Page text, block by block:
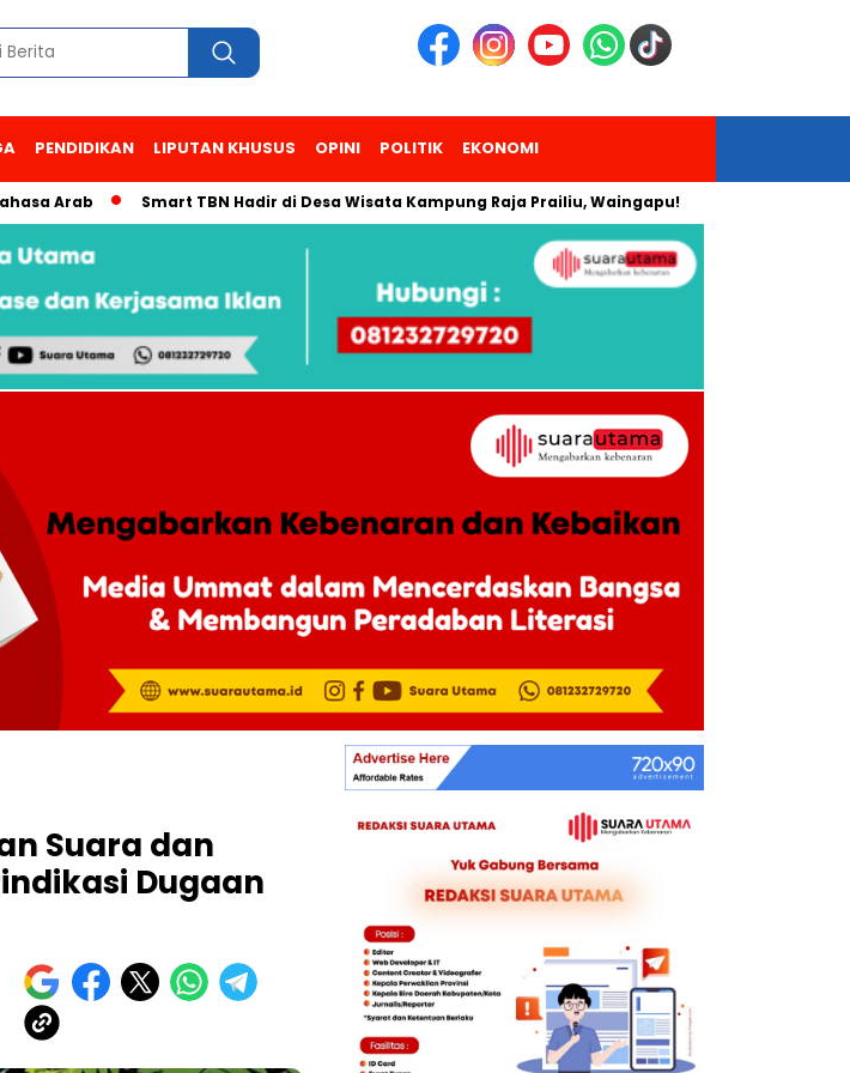
PENDIDIKAN LIPUTAN KHUSUS OPINI POLITIK EKONOMI
Smart TBN Hadir di Desa Wisata Kampung Raja Prailiu, Waingapu! Dua Pendaki
Suara dan
Dugaan